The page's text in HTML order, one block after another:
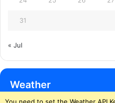
31
« Jul
Weather